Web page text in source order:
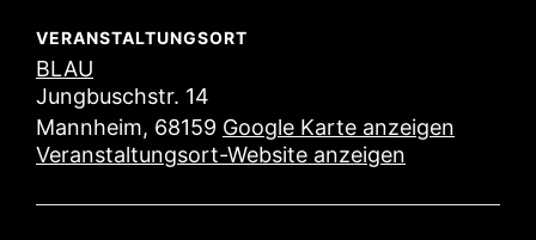
VERANSTALTUNGSORT
BLAU
Jungbuschstr. 14
Mannheim, 68159 Google Karte anzeigen
Veranstaltungsort-Website anzeigen